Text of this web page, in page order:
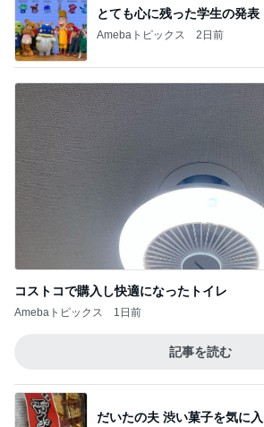
とても心に残った学生の発表
Amebaトピックス 2日前
コストコで購入し快適になったトイレ
Amebaトピックス 1日前
記事を読む
だいたの夫 渋い菓子を気に